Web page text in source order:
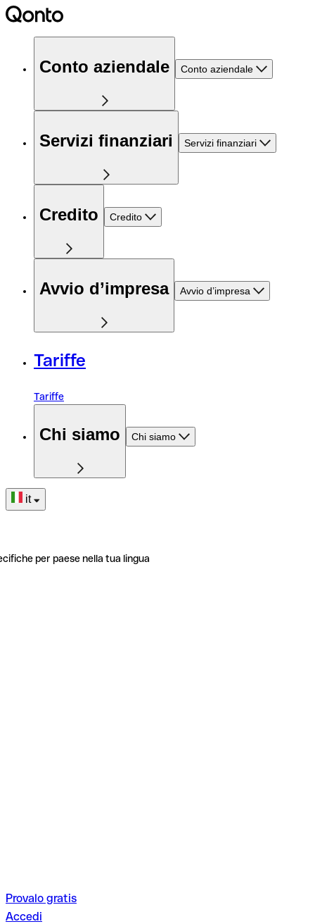
Conto aziendale Conto aziendale
Servizi finanziari Servizi finanziari
Credito Credito
Avvio d’impresa Avvio d’impresa
Tariffe
Tariffe
Chi siamo Chi siamo
it
per paese nella tua lingua
Provalo gratis
Accedi